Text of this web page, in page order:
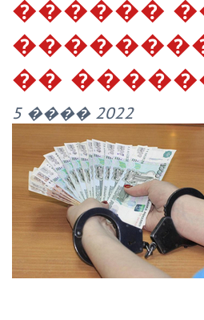
������
��
5 ���� 2022